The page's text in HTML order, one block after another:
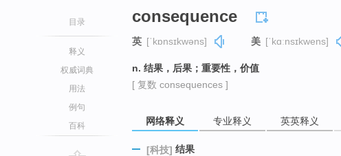
目录
释义
权威词典
用法
例句
百科
consequence
英 [ˈkɒnsɪkwəns] 美 [ˈkɑːnsɪkwens]
n. 结果，后果；重要性，价值
[ 复数 consequences ]
网络释义 专业释义 英英释义
[科技] 结果